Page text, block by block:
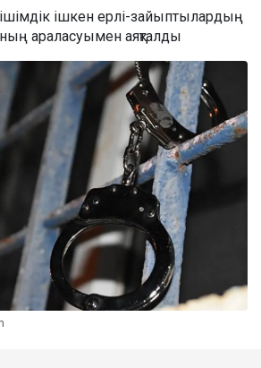
ішкен ерлі-зайыптылардың
араласуымен аяқталды